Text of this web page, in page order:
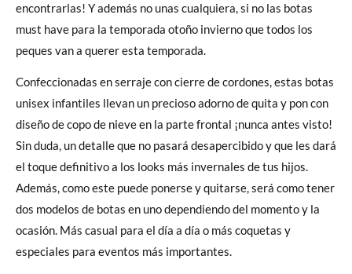
encontrarlas! Y además no unas cualquiera, si no las botas
must have para la temporada otoño invierno que todos los
peques van a querer esta temporada.
Confeccionadas en serraje con cierre de cordones, estas botas
unisex infantiles llevan un precioso adorno de quita y pon con
diseño de copo de nieve en la parte frontal ¡nunca antes visto!
Sin duda, un detalle que no pasará desapercibido y que les dará
el toque definitivo a los looks más invernales de tus hijos.
Además, como este puede ponerse y quitarse, será como tener
dos modelos de botas en uno dependiendo del momento y la
ocasión. Más casual para el día a día o más coquetas y
especiales para eventos más importantes.